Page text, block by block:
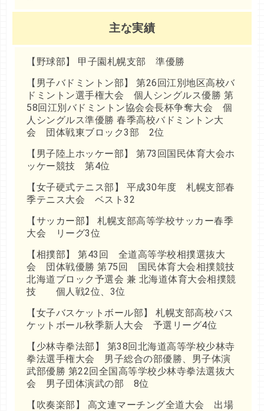
主な実績
【野球部】 甲子園札幌支部 準優勝
【男子バドミントン部】 第26回江別地区高校バ
ドミントン選手権大会 個人シングルス優勝 第
58回江別バドミントン協会会長杯争奪大会 個
人シングルス準優勝 春季高校バドミントン大
会 団体戦東ブロック3部 2位
【男子陸上ホッケー部】 第73回国民体育大会ホ
ッケー競技 第4位
【女子硬式テニス部】 平成30年度 札幌支部春
季テニス大会 ベスト32
【サッカー部】 札幌支部高等学校サッカー春季
大会 リーグ3位
【相撲部】 第43回 全道高等学校相撲選抜大
会 団体戦優勝 第75回 国民体育大会相撲競技
北海道ブロック予選会 兼 北海道体育大会相撲競
技 個人戦2位、3位
【女子バスケットボール部】 札幌支部高校バス
ケットボール秋季新人大会 予選リーグ4位
【少林寺拳法部】 第38回北海道高等学校少林寺
拳法選手権大会 男子総合の部優勝、男子体演
武部優勝 第22回全国高等学校少林寺拳法選抜大
会 男子団体演武の部 8位
【吹奏楽部】 高文連マーチング全道大会 出場